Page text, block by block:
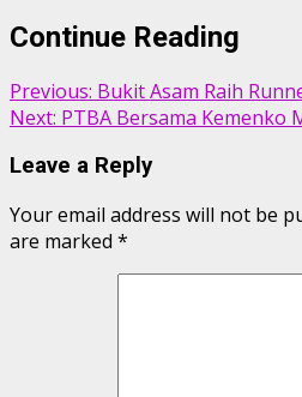
Continue Reading
Previous: Bukit Asam Raih
Next: PTBA Bersama Kemenko
Leave a Reply
Your email address will not be
are marked *